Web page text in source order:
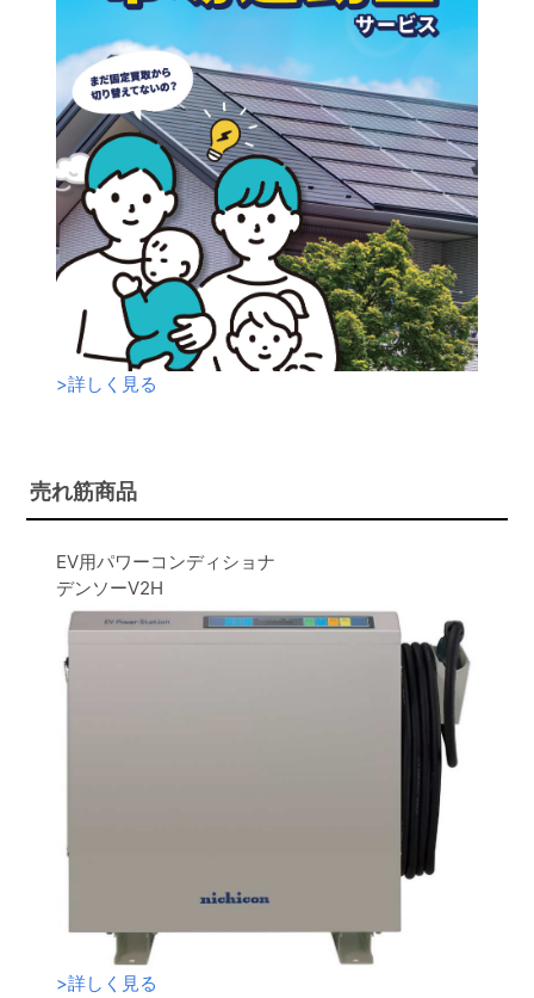
>詳しく見る
売れ筋商品
EV用パワーコンディショナ
デンソーV2H
>詳しく見る